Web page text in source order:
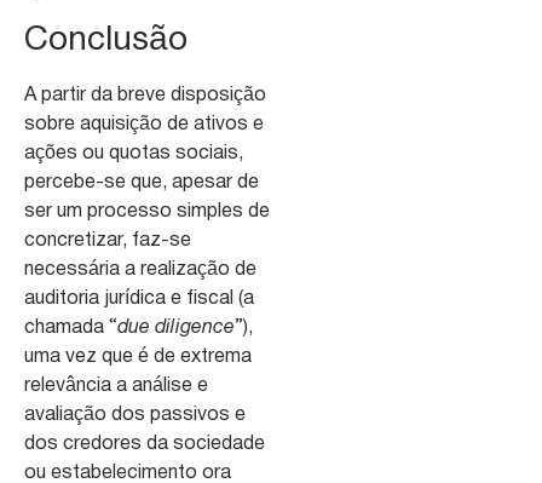
Conclusão
A partir da breve disposição
sobre aquisição de ativos e
ações ou quotas sociais,
percebe-se que, apesar de
ser um processo simples de
concretizar, faz-se
necessária a realização de
auditoria jurídica e fiscal (a
chamada “due diligence”),
uma vez que é de extrema
relevância a análise e
avaliação dos passivos e
dos credores da sociedade
ou estabelecimento ora